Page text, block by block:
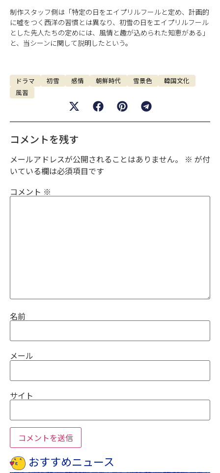
制作スタッフ側は「特定の日をエイプリルフールと定め、計画的
に嘘をつく西洋の習慣とは異なり、初雪の日をエイプリルフール
とした先人たちの定めには、風情と趣が込められた知恵がある」
と、当シーンに関して説明したという。
ドラマ 初雪 感情 朝鮮時代 雪景色
韓国文化
風習
コメントを残す
メールアドレスが公開されることはありません。 ※ が付
いている欄は必須項目です
コメント ※
名前
メール
サイト
おすすめニュース